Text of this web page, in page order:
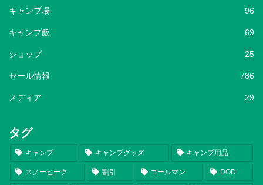
キャンプ場 96
キャンプ飯 69
ショップ 25
セール情報 786
メディア 29
タグ
キャンプ キャンプグッズ キャンプ用品
スノーピーク 割引 コールマン DOD